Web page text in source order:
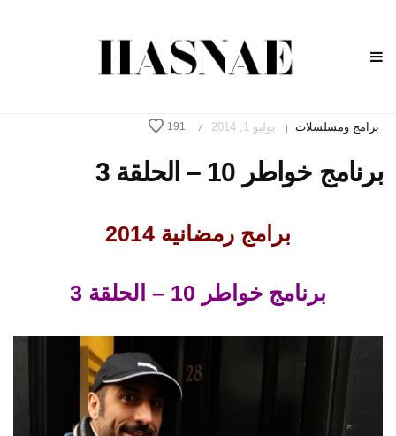
برامج ومسلسلات | يوليو 1, 2014 /
191
برنامج خواطر 10 – الحلقة 3
برامج رمضانية 2014
برنامج خواطر 10 – الحلقة 3